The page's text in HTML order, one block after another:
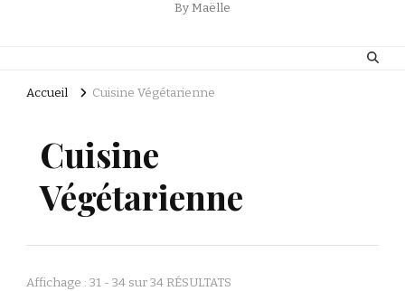
By Maëlle
Accueil Cuisine Végétarienne
Cuisine
Végétarienne
Affichage : 31 - 34 sur 34 RÉSULTATS